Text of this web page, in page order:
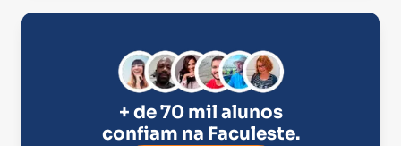
+ de 70 mil alunos
confiam na Faculeste.